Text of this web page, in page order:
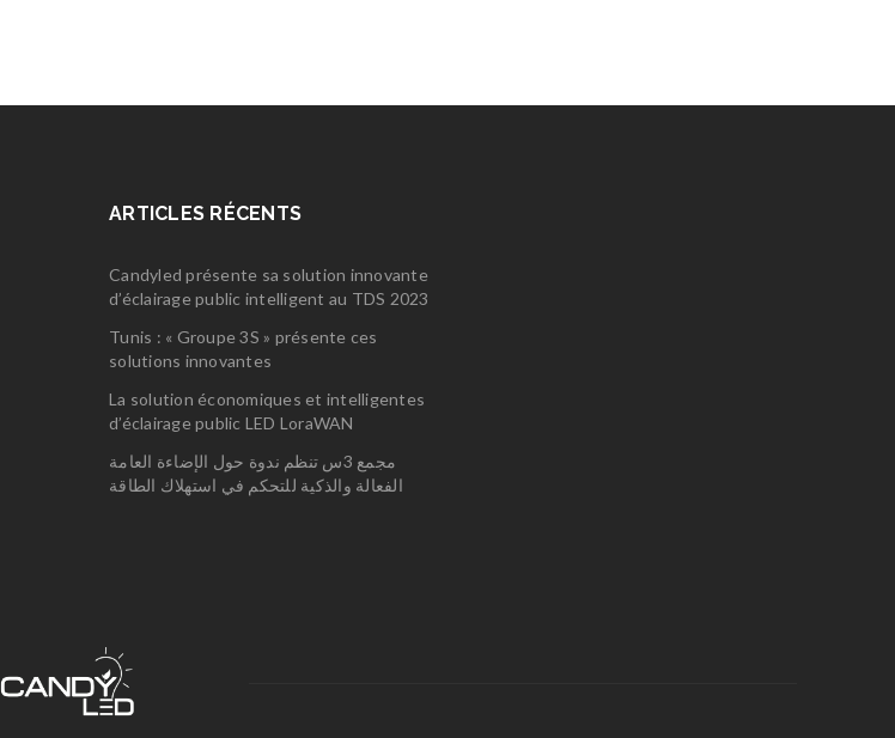
ARTICLES RÉCENTS
Candyled présente sa solution innovante
d’éclairage public intelligent au TDS 2023
Tunis : « Groupe 3S » présente ces
solutions innovantes
La solution économiques et intelligentes
d’éclairage public LED LoraWAN
مجمع 3س تنظم ندوة حول الإضاءة العامة
الفعالة والذكية للتحكم في استهلاك الطاقة